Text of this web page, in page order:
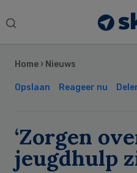
Search
Home › Nieuws
Opslaan Reageer nu
‘Zorgen
jeugdhulp
Sidebar